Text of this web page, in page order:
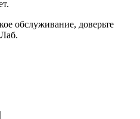
обслуживание, доверьте